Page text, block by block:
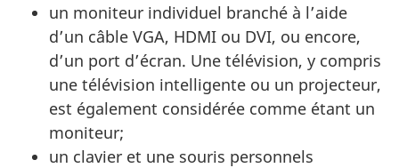
un moniteur individuel branché à l’aide
d’un câble VGA, HDMI ou DVI, ou encore,
d’un port d’écran. Une télévision, y compris
une télévision intelligente ou un projecteur,
est également considérée comme étant un
moniteur;
un clavier et une souris personnels